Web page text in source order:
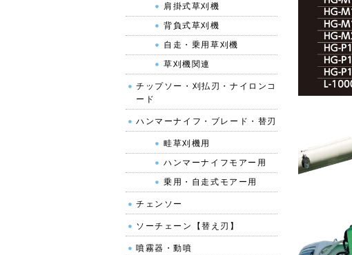
肩掛式草刈機
背負式草刈機
自走・乗用草刈機
草刈機関連
チップソー・刈払刃・ナイロンコ
ード
ハンマーナイフ・ブレード・替刃
畦草刈機用
ハンマーナイフモアー用
乗用・自走式モアー用
チェンソー
ソーチェーン【替え刃】
噴霧器・動噴